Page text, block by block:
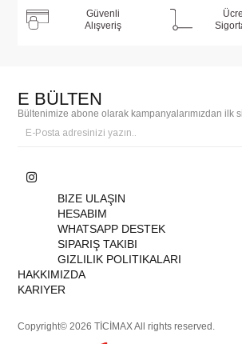
Güvenli
Alışveriş
E BÜLTEN
Bültenimize abone olarak kampanyalarımızdan ilk
BIZE ULAŞIN
HESABIM
WHATSAPP DESTEK
SIPARIŞ TAKIBI
GIZLILIK POLITIKALARI
HAKKIMIZDA
KARIYER
Copyright© 2026 TİCİMAX All rights reserved.